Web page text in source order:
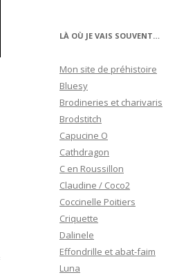
LÀ OÙ JE VAIS SOUVENT…
Mon site de préhistoire
Bluesy
Brodineries et charivaris
Brodstitch
Capucine O
Cathdragon
C en Roussillon
Claudine / Coco2
Coccinelle Poitiers
Criquette
Dalinele
Effondrille et abat-faim
Luna